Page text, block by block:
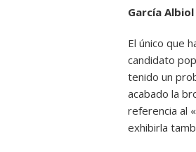
García Albiol
El único que
candidato
tenido un
acabado la
referencia al «
exhibirla